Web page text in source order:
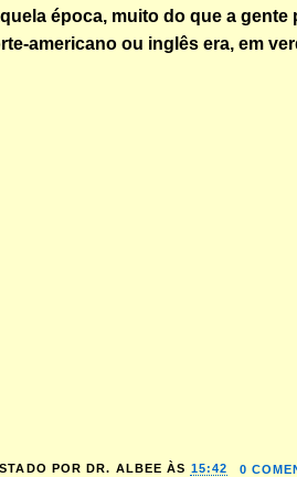
época, muito do que a gente
americano ou inglês era, em
POR DR. ALBEE ÀS 15:42
0